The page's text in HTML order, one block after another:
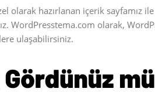
olarak hazırlanan içerik sayfamız ile
WordPresstema.com olarak,
ulaşabilirsiniz.